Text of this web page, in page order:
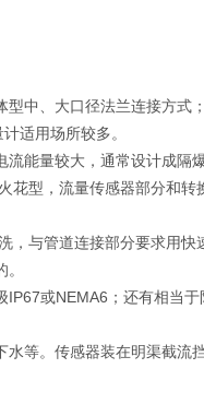
中、大口径法兰连接方式
适用场所较多。
能量较大，通常设计成隔爆
花型，流量传感器部分和转
与管道连接部分要求用快
或NEMA6；还有相当于
等。传感器装在明渠截流